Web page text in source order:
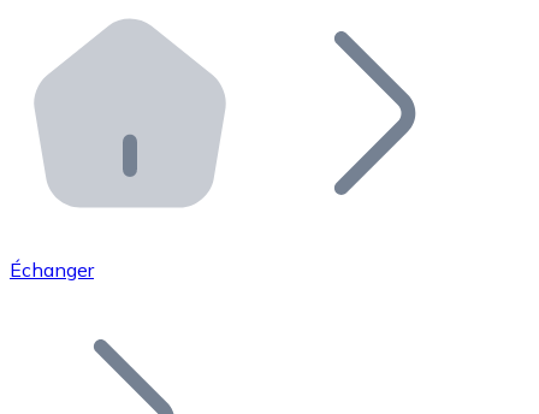
Distributeurs automatiques Bitnovo
Intégrez un ATM Bitnovo dans votre entreprise et
API Bitnovo
Intégrez notre API dans votre écosystème.
Rejoignez notre réseau de distributeurs et
Ajoutez le token de votre projet à notre service
Échanger